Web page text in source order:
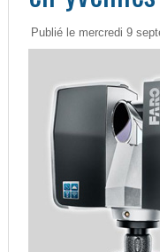
Publié le mercredi 9